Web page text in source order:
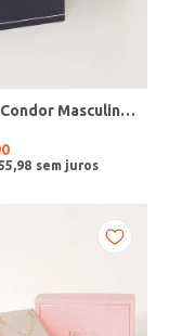
Relógio Condor Masculino PRATA
98